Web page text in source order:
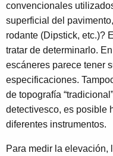
convencionales
superficial del
rodante (Dipstick, etc.)?
tratar de determinarlo.
escáneres parece tener
especificaciones.
de topografía
detectivesco, es posible
diferentes instrumentos.
Para medir la elevación,